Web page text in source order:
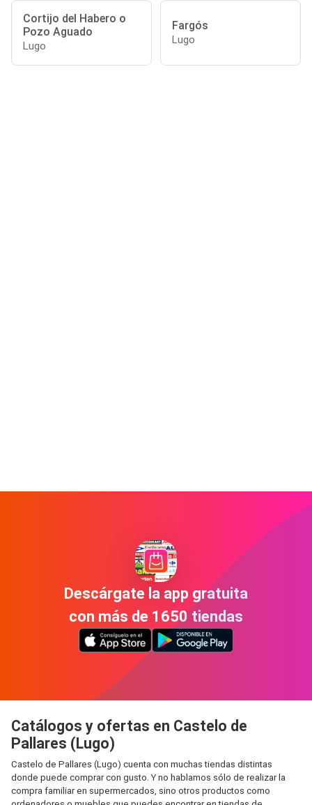
Cortijo del Habero o
Pozo Aguado
Lugo
Fargós
Lugo
Descárgate la app gratuita
con más de 1650 tiendas
Catálogos y ofertas en Castelo de
Pallares (Lugo)
Castelo de Pallares (Lugo) cuenta con muchas tiendas distintas
donde puede comprar con gusto. Y no hablamos sólo de realizar la
compra familiar en supermercados, sino otros productos como